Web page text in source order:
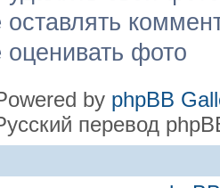
оставлять
оценивать фото
by phpBB
перевод